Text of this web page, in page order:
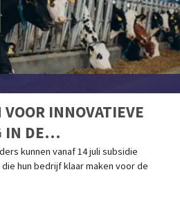
INNOVATIEVE
IN DE
kunnen vanaf 14 juli subsidie
hun bedrijf klaar maken voor de